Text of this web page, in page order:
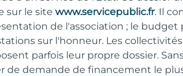
sur le site www.servicepublic.fr. Il
de l'association ; le budget
sur l'honneur. Les
parfois leur propre dossier.
de demande de financement le